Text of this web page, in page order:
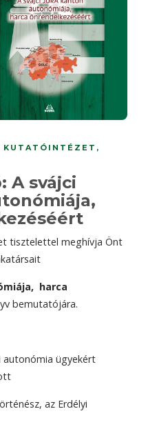
,
A svájci
tisztelettel meghívja Önt
harca
bemutatójára.
autonómia ügyekért
az Erdélyi